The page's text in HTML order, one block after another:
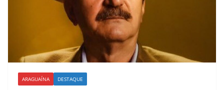
ARAGUAÍNA DESTAQUE